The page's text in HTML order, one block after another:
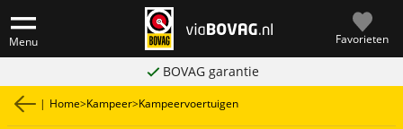
Menu Favorieten
BOVAG garantie
| Home>Kampeer>Kampeervoertuigen